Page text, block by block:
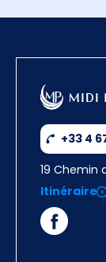
+33 4
19 Chemin
Itinéraire